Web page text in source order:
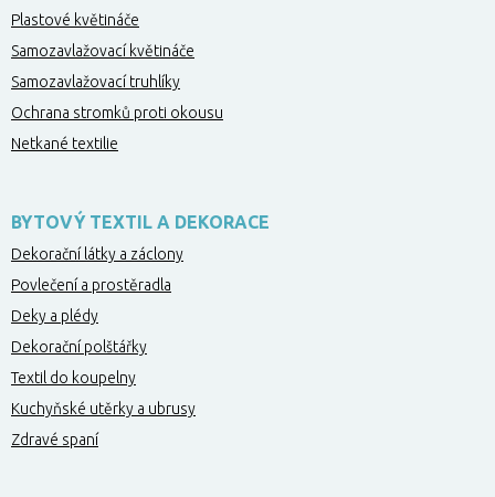
Plastové květináče
Samozavlažovací květináče
Samozavlažovací truhlíky
Ochrana stromků proti okousu
Netkané textilie
BYTOVÝ TEXTIL A DEKORACE
Dekorační látky a záclony
Povlečení a prostěradla
Deky a plédy
Dekorační polštářky
Textil do koupelny
Kuchyňské utěrky a ubrusy
Zdravé spaní